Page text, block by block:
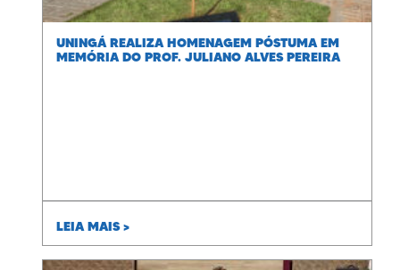
UNINGÁ REALIZA HOMENAGEM PÓSTUMA EM
MEMÓRIA DO PROF. JULIANO ALVES PEREIRA
LEIA MAIS >